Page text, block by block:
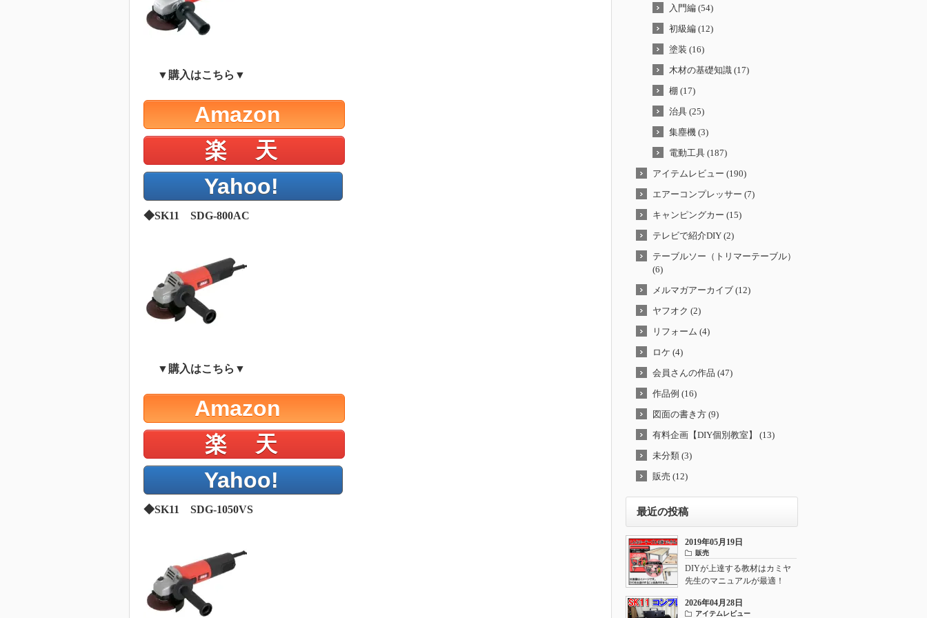
▼購入はこちら▼
Amazon
楽 天
Yahoo!
◆SK11 SDG-800AC
▼購入はこちら▼
Amazon
楽 天
Yahoo!
◆SK11 SDG-1050VS
入門編 (54)
初級編 (12)
塗装 (16)
木材の基礎知識 (17)
棚 (17)
治具 (25)
集塵機 (3)
電動工具 (187)
アイテムレビュー (190)
エアーコンプレッサー (7)
キャンピングカー (15)
テレビで紹介DIY (2)
テーブルソー（トリマーテーブル）
(6)
メルマガアーカイブ (12)
ヤフオク (2)
リフォーム (4)
ロケ (4)
会員さんの作品 (47)
作品例 (16)
図面の書き方 (9)
有料企画【DIY個別教室】 (13)
未分類 (3)
販売 (12)
最近の投稿
2019年05月19日
販売
DIYが上達する教材はカミヤ
先生のマニュアルが最適！
2026年04月28日
アイテムレビュー